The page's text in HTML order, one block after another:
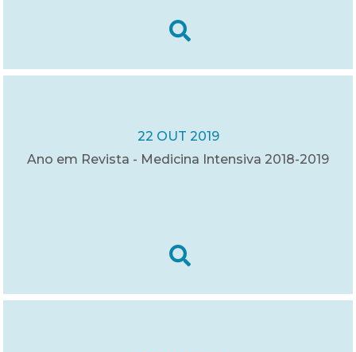
22 OUT 2019
Ano em Revista - Medicina Intensiva 2018-2019